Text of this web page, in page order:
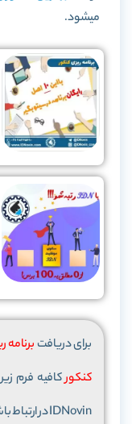
میشود.
برای دریافت
کنکورکافیه فرم
IDNovin در ارتباط باشی :